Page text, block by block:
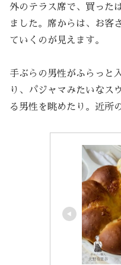
外のテラス席で、買った
ました。席からは、お客
ていくのが見えます。
手ぶらの男性がふらっと
り、パジャマみたいなス
る男性を眺めたり。近所